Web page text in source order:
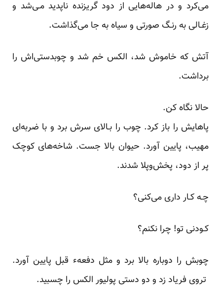
می‌کرد و در هاله‌هایی از دود گریزنده ناپدید مـی‌شد و
زغـالی به رنـگ صورتی و سیاه به‌ جا‌ می‌گذاشت.
آتش که خاموش شد، الکس خم شد و چوبدستی‌اش‌ را‌
برداشت.
حالا نگاه کن.
پاهایش را باز کرد. چوب را بـالای سرش برد و با ضربه‌ای
مهیب، پایین آورد. حیوان بالا جست. شاخه‌های‌ کوچک‌
پر‌ از دود، پخش‌وپلا شدند.
چـه کـار داری می‌کنی؟
کـودنی تو! چرا نکنم؟
چوبش را دوباره بالا برد و مثل دفعهء قبل پایین آورد.
تروی فریاد زد و دو دستی پولیور‌ الکس‌ را‌ چسبید.